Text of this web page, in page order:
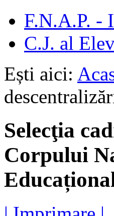
F.N.A.P. -
C.J. al
Ești aici:
Selecţia
Corpului